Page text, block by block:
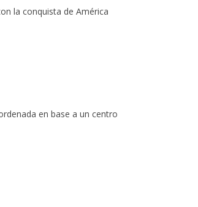
la conquista de América
en base a un centro